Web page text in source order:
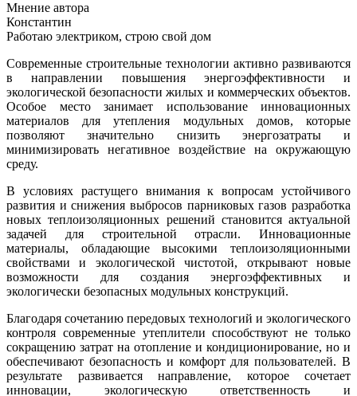
Мнение автора
Константин
Работаю электриком, строю свой дом
Современные строительные технологии активно развиваются
в направлении повышения энергоэффективности и
экологической безопасности жилых и коммерческих объектов.
Особое место занимает использование инновационных
материалов для утепления модульных домов, которые
позволяют значительно снизить энергозатраты и
минимизировать негативное воздействие на окружающую
среду.
В условиях растущего внимания к вопросам устойчивого
развития и снижения выбросов парниковых газов разработка
новых теплоизоляционных решений становится актуальной
задачей для строительной отрасли. Инновационные
материалы, обладающие высокими теплоизоляционными
свойствами и экологической чистотой, открывают новые
возможности для создания энергоэффективных и
экологически безопасных модульных конструкций.
Благодаря сочетанию передовых технологий и экологического
контроля современные утеплители способствуют не только
сокращению затрат на отопление и кондиционирование, но и
обеспечивают безопасность и комфорт для пользователей. В
результате развивается направление, которое сочетает
инновации, экологическую ответственность и